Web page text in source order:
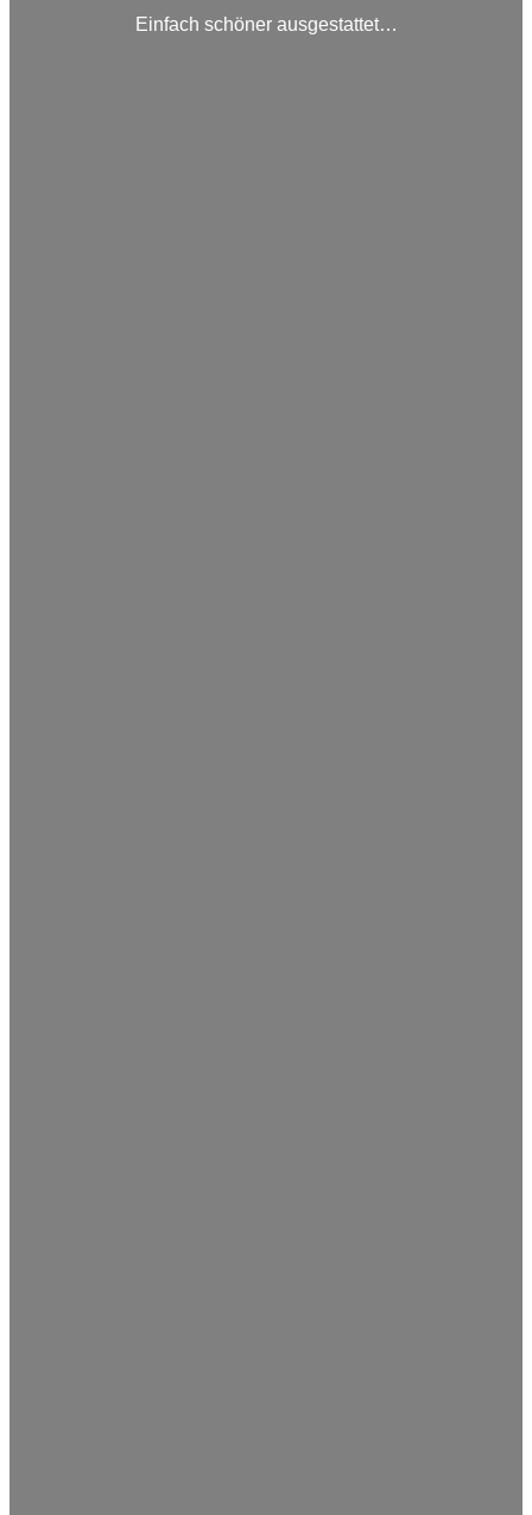
Einfach schöner ausgestattet…